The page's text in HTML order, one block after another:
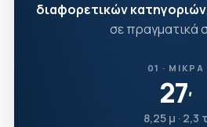
διαφορετικών κατηγοριών
σε πραγματικά
01 · ΜΙΚΡΆ
27′
8,25 μ · 2,3 τ